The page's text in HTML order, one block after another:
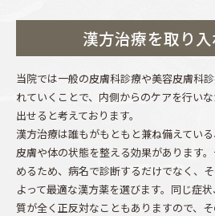
漢方治療を取り
当院では一般の皮膚科診療や美容皮膚科
れていくことで、内側からのケアを行い
出せると考えております。
漢方治療は誰もがもともと兼ね備えている
皮膚や体の状態を整える効果があります
めるため、病名で診断するだけでなく、
よって最適な漢方薬を選びます。同じ症
質が全く正反対なこともありますので、